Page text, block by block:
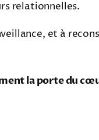
relationnelles.
et à
la porte du